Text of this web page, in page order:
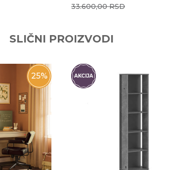
33.600,00RSD
SLIČNI PROIZVODI
25%